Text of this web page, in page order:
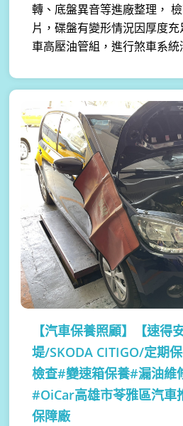
轉、底盤異音等進廠整理，
片，碟盤有變形情況因厚度
車高壓油管組，進行煞車系
【汽車保養照顧】
【速得
堤/SKODA CITIGO/定期
檢查#變速箱保養#漏油維
#OiCar高雄市苓雅區汽車
保障廠